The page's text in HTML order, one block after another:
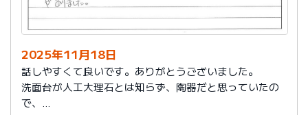
2025年11月18日
話しやすくて良いです。ありがとうございました。
洗面台が人工大理石とは知らず、陶器だと思っていたの
で、